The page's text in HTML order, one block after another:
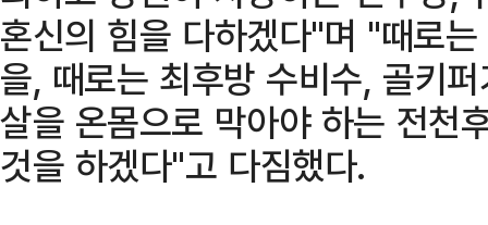
혼신의 힘을 다하겠다"며 "때로
을, 때로는 최후방 수비수, 골키
살을 온몸으로 막아야 하는 전천
것을 하겠다"고 다짐했다.